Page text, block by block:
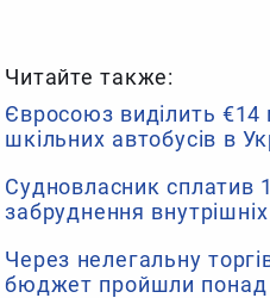
Читайте также:
Євросоюз виділить €14
шкільних автобусів в
Судновласник сплатив
забруднення
Через нелегальну
бюджет пройшли понад